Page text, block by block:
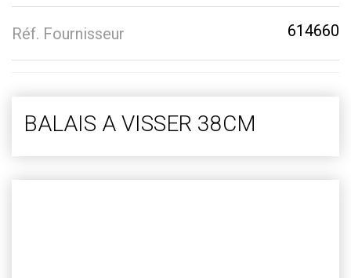
Réf. Fournisseur 614660
BALAIS A VISSER 38CM